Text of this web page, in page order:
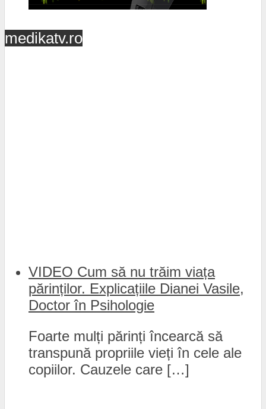
medikatv.ro
VIDEO Cum să nu trăim viața
părinților. Explicațiile Dianei Vasile,
Doctor în Psihologie
Foarte mulți părinți încearcă să
transpună propriile vieți în cele ale
copiilor. Cauzele care […]